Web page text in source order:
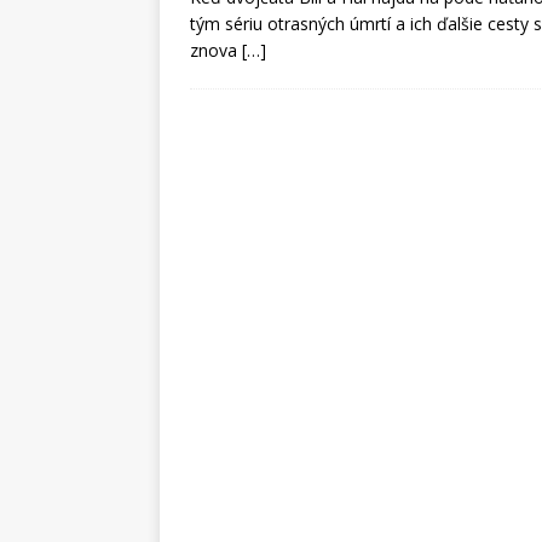
tým sériu otrasných úmrtí a ich ďalšie cesty
znova […]